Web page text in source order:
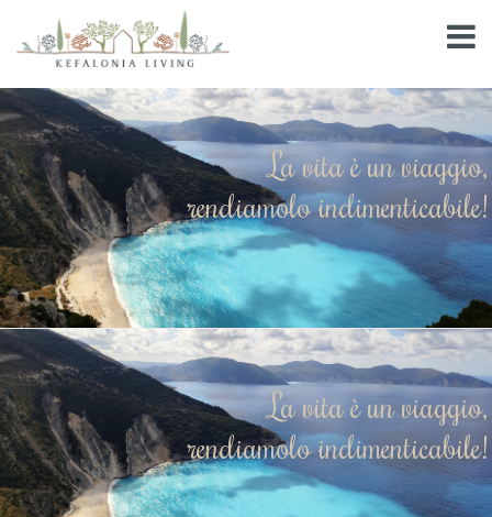
La vita è un viaggio,
rendiamolo indimenticabile!
La vita è un viaggio,
rendiamolo indimenticabile!